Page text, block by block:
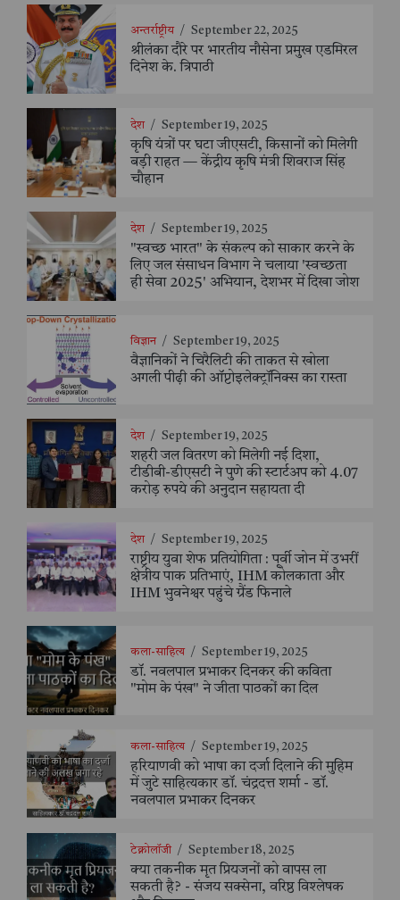
अन्तर्राष्ट्रीय / September 22, 2025
श्रीलंका दौरे पर भारतीय नौसेना प्रमुख एडमिरल
दिनेश के. त्रिपाठी
देश / September 19, 2025
कृषि यंत्रों पर घटा जीएसटी, किसानों को मिलेगी
बड़ी राहत — केंद्रीय कृषि मंत्री शिवराज सिंह
चौहान
देश / September 19, 2025
"स्वच्छ भारत" के संकल्प को साकार करने के
लिए जल संसाधन विभाग ने चलाया 'स्वच्छता
ही सेवा 2025' अभियान, देशभर में दिखा जोश
विज्ञान / September 19, 2025
वैज्ञानिकों ने चिरैलिटी की ताकत से खोला
अगली पीढ़ी की ऑप्टोइलेक्ट्रॉनिक्स का रास्ता
देश / September 19, 2025
शहरी जल वितरण को मिलेगी नई दिशा,
टीडीबी-डीएसटी ने पुणे की स्टार्टअप को 4.07
करोड़ रुपये की अनुदान सहायता दी
देश / September 19, 2025
राष्ट्रीय युवा शेफ प्रतियोगिता : पूर्वी जोन में उभरीं
क्षेत्रीय पाक प्रतिभाएं, IHM कोलकाता और
IHM भुवनेश्वर पहुंचे ग्रैंड फिनाले
कला-साहित्य / September 19, 2025
डॉ. नवलपाल प्रभाकर दिनकर की कविता
"मोम के पंख" ने जीता पाठकों का दिल
कला-साहित्य / September 19, 2025
हरियाणवी को भाषा का दर्जा दिलाने की मुहिम
में जुटे साहित्यकार डॉ. चंद्रदत्त शर्मा - डॉ.
नवलपाल प्रभाकर दिनकर
टेक्नोलॉजी / September 18, 2025
क्या तकनीक मृत प्रियजनों को वापस ला
सकती है? - संजय सक्सेना, वरिष्ठ विश्लेषक